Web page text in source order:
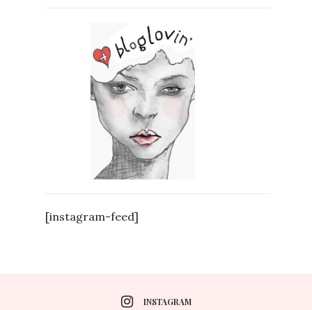
[instagram-feed]
INSTAGRAM